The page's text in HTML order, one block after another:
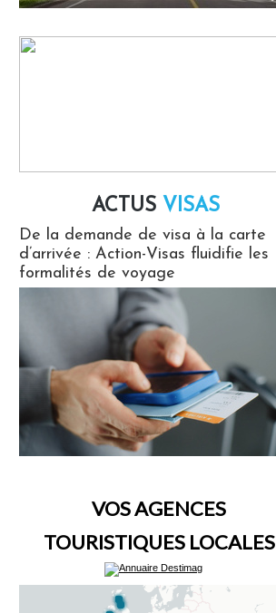
ACTUS VISAS
De la demande de visa à la carte
d’arrivée : Action-Visas fluidifie les
formalités de voyage
VOS AGENCES
TOURISTIQUES LOCALES